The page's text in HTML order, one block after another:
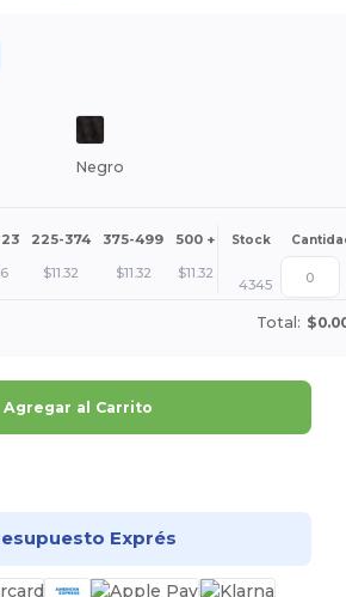
Negro
225-374 375-499 500 + Más
Stock
$11.32 $11.32 $11.32 +
4345
Total:
Agregar al Carrito
Exprés